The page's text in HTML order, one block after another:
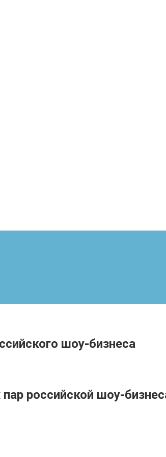
шоу-бизнеса
российской шоу-